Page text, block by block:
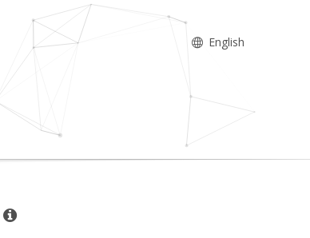
English